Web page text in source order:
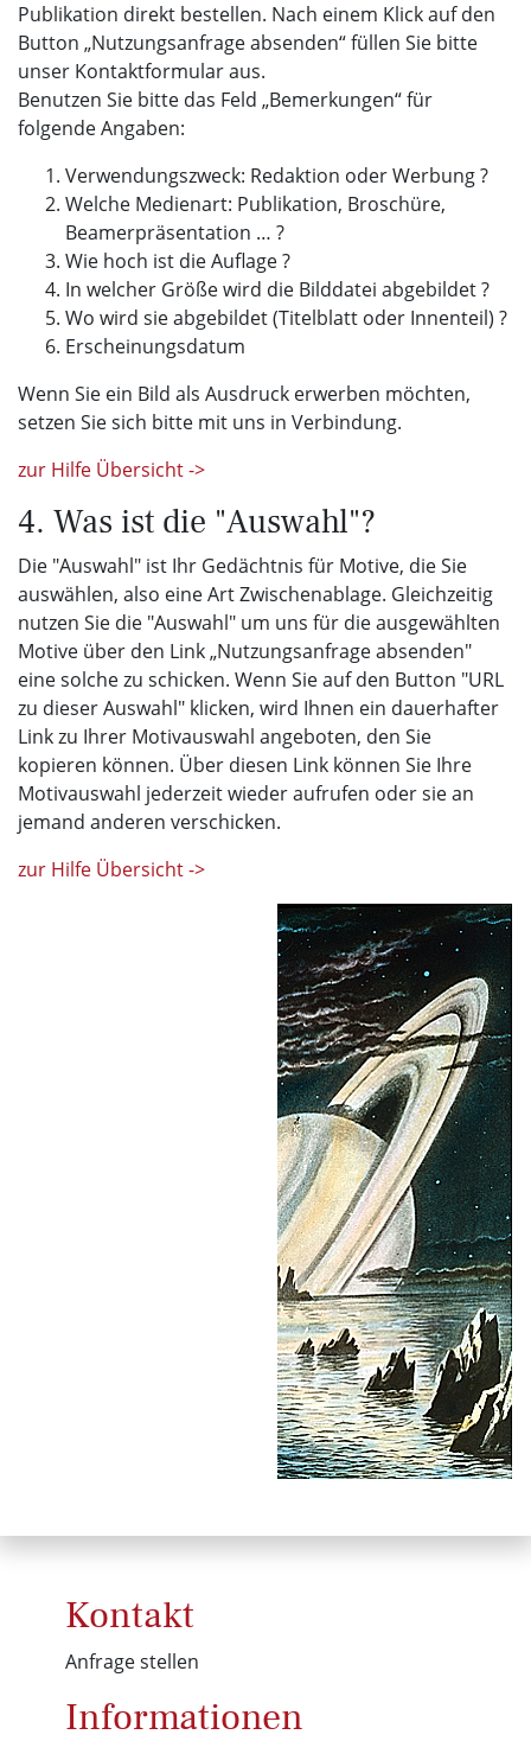
Publikation direkt bestellen. Nach einem Klick auf den
Button „Nutzungsanfrage absenden“ füllen Sie bitte
unser Kontaktformular aus.
Benutzen Sie bitte das Feld „Bemerkungen“ für
folgende Angaben:
Verwendungszweck: Redaktion oder Werbung ?
Welche Medienart: Publikation, Broschüre,
Beamerpräsentation … ?
Wie hoch ist die Auflage ?
In welcher Größe wird die Bilddatei abgebildet ?
Wo wird sie abgebildet (Titelblatt oder Innenteil) ?
Erscheinungsdatum
Wenn Sie ein Bild als Ausdruck erwerben möchten,
setzen Sie sich bitte mit uns in Verbindung.
zur Hilfe Übersicht ->
4. Was ist die "Auswahl"?
Die "Auswahl" ist Ihr Gedächtnis für Motive, die Sie
auswählen, also eine Art Zwischenablage. Gleichzeitig
nutzen Sie die "Auswahl" um uns für die ausgewählten
Motive über den Link „Nutzungsanfrage absenden"
eine solche zu schicken. Wenn Sie auf den Button "URL
zu dieser Auswahl" klicken, wird Ihnen ein dauerhafter
Link zu Ihrer Motivauswahl angeboten, den Sie
kopieren können. Über diesen Link können Sie Ihre
Motivauswahl jederzeit wieder aufrufen oder sie an
jemand anderen verschicken.
zur Hilfe Übersicht ->
Kontakt
Anfrage stellen
Informationen